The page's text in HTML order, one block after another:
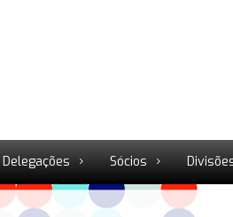
Delegações Sócios